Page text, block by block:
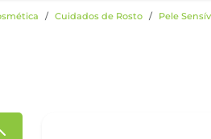
Cuidados de Rosto Pele